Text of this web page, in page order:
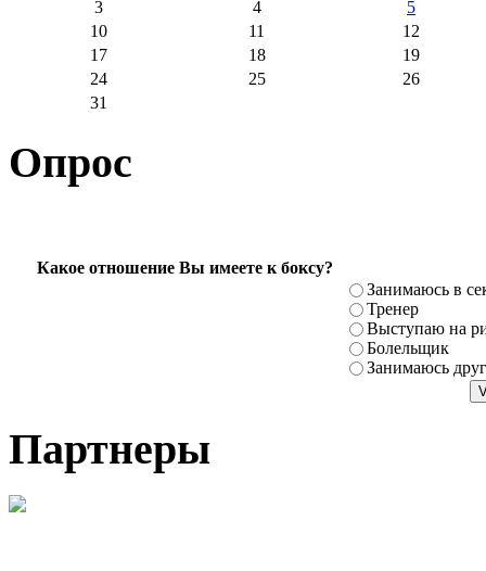
3 4
5
10
11
12
17
18
19
24
25
26
31
Опрос
Какое отношение Вы имеете к боксу?
Занимаюсь в
Тренер
Выступаю на
Болельщик
Занимаюсь
Партнеры